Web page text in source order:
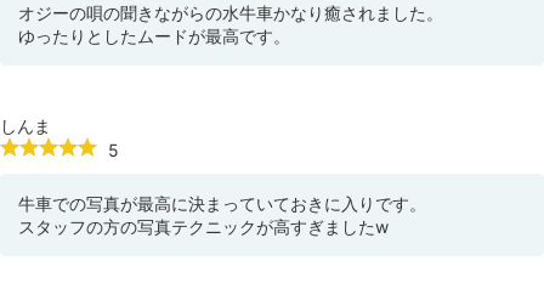
オジーの唄の聞きながらの水牛車かなり癒されました。
ゆったりとしたムードが最高です。
しんま
5
牛車での写真が最高に決まっていておきに入りです。
スタッフの方の写真テクニックが高すぎましたw